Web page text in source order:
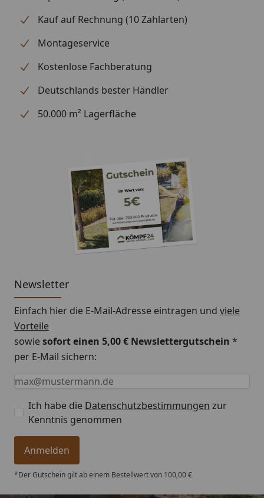
Kauf auf Rechnung (10 Zahlarten)
Montageservice
Kostenlose Fachberatung
Deutschlands bester Händler
50.000 m² Lagerfläche
Newsletter
Einfach hier die E-Mail-Adresse eintragen und viele
Vorteile
sowiesofort einen 5,00 € Newslettergutschein *
per E-Mail sichern:
Keine Eingabe erforderlich
Eingabe erforderlich
E-Mail *
Ich habe die Datenschutzbestimmungen zur
Kenntnis genommen
Anmelden
*Der Gutschein gilt ab einem Bestellwert von 100,00 €